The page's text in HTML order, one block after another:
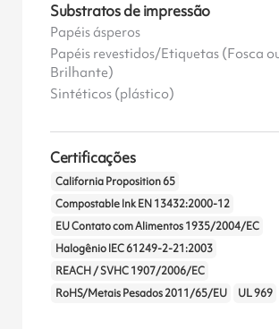
Substratos de impressão
Papéis ásperos
Papéis revestidos/Etiquetas (Fosca
Brilhante)
Sintéticos (plástico)
Certificações
California Proposition 65
Compostable Ink EN 13432:2000-12
EU Contato com Alimentos 1935/2004/EC
Halogênio IEC 61249-2-21:2003
REACH / SVHC 1907/2006/EC
RoHS/Metais Pesados 2011/65/EU
UL 969